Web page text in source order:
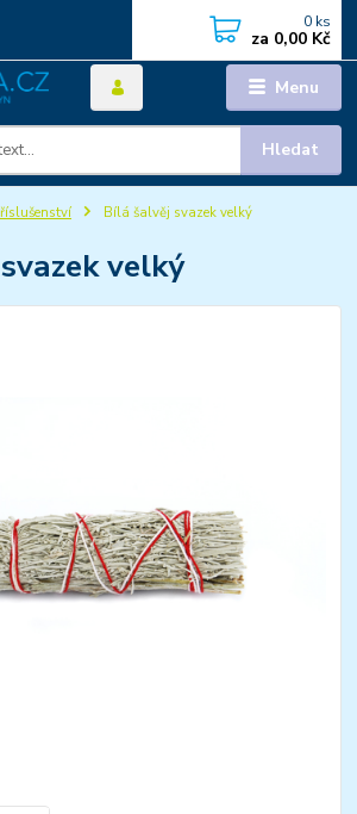
Menu
Hledat
0 ks
za 0,00 Kč
Bílá šalvěj svazek velký
velký